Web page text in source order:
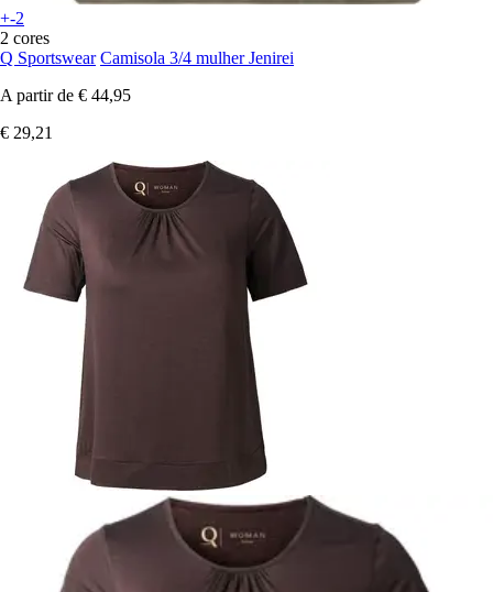
+-2
2 cores
Q Sportswear Camisola 3/4 mulher Jenirei
A partir de € 44,95
€ 29,21